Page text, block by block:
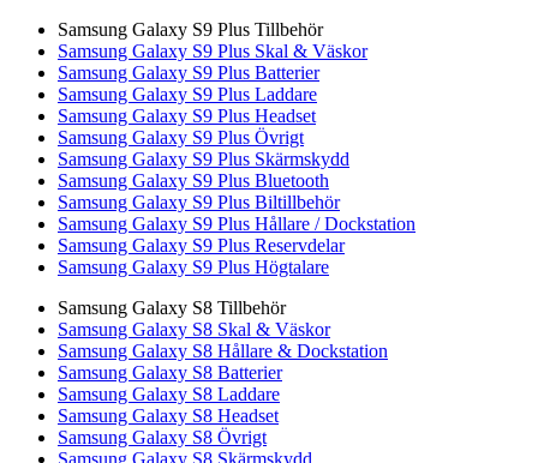
Samsung Galaxy S9 Plus Tillbehör
Samsung Galaxy S9 Plus Skal & Väskor
Samsung Galaxy S9 Plus Batterier
Samsung Galaxy S9 Plus Laddare
Samsung Galaxy S9 Plus Headset
Samsung Galaxy S9 Plus Övrigt
Samsung Galaxy S9 Plus Skärmskydd
Samsung Galaxy S9 Plus Bluetooth
Samsung Galaxy S9 Plus Biltillbehör
Samsung Galaxy S9 Plus Hållare / Dockstation
Samsung Galaxy S9 Plus Reservdelar
Samsung Galaxy S9 Plus Högtalare
Samsung Galaxy S8 Tillbehör
Samsung Galaxy S8 Skal & Väskor
Samsung Galaxy S8 Hållare & Dockstation
Samsung Galaxy S8 Batterier
Samsung Galaxy S8 Laddare
Samsung Galaxy S8 Headset
Samsung Galaxy S8 Övrigt
Samsung Galaxy S8 Skärmskydd